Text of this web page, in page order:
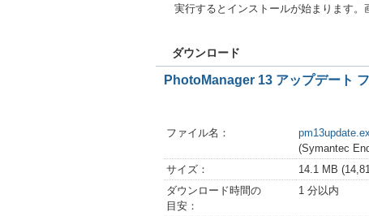
実行するとインストールが始まります。
ダウンロード
PhotoManager 13 アップデート
ファイル名：
(Symantec
サイズ：
14.1 MB
ダウンロード時間の
目安：
1 分以内